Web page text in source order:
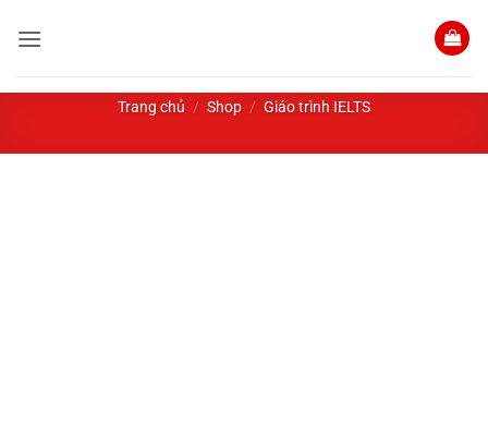
qua
dung
Trang chủ / Shop / Giáo trình IELTS